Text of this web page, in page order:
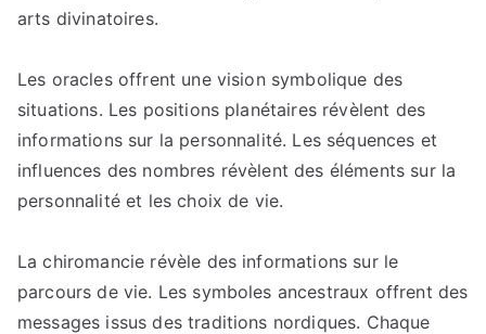
arts divinatoires.
Les oracles offrent une vision symbolique des
situations. Les positions planétaires révèlent des
informations sur la personnalité. Les séquences et
influences des nombres révèlent des éléments sur la
personnalité et les choix de vie.
La chiromancie révèle des informations sur le
parcours de vie. Les symboles ancestraux offrent des
messages issus des traditions nordiques. Chaque